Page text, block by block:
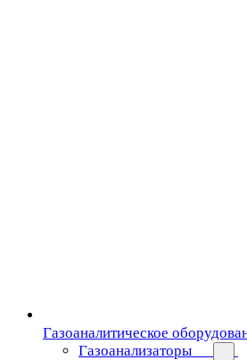
Газоаналитическое
Газоанализаторы